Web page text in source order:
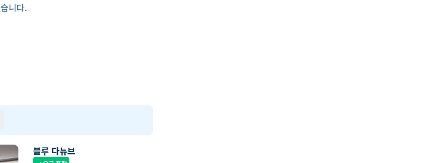
니다.
블루 다뉴브